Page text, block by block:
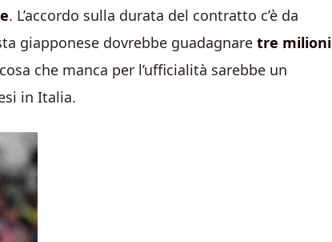
. L’accordo sulla durata del contratto c’è da
giapponese dovrebbe guadagnare tre milioni
cosa che manca per l’ufficialità sarebbe un
in Italia.